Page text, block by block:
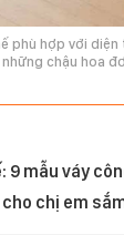
phù hợp với
chậu hoa
9 mẫu váy
chị em